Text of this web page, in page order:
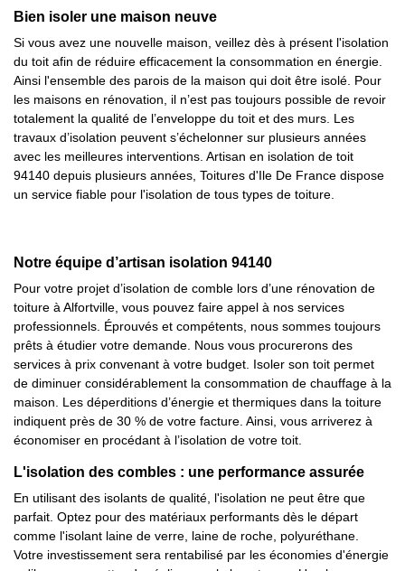
Bien isoler une maison neuve
Si vous avez une nouvelle maison, veillez dès à présent l'isolation
du toit afin de réduire efficacement la consommation en énergie.
Ainsi l'ensemble des parois de la maison qui doit être isolé. Pour
les maisons en rénovation, il n’est pas toujours possible de revoir
totalement la qualité de l’enveloppe du toit et des murs. Les
travaux d’isolation peuvent s’échelonner sur plusieurs années
avec les meilleures interventions. Artisan en isolation de toit
94140 depuis plusieurs années, Toitures d'Ile De France dispose
un service fiable pour l'isolation de tous types de toiture.
Notre équipe d’artisan isolation 94140
Pour votre projet d’isolation de comble lors d’une rénovation de
toiture à Alfortville, vous pouvez faire appel à nos services
professionnels. Éprouvés et compétents, nous sommes toujours
prêts à étudier votre demande. Nous vous procurerons des
services à prix convenant à votre budget. Isoler son toit permet
de diminuer considérablement la consommation de chauffage à la
maison. Les déperditions d’énergie et thermiques dans la toiture
indiquent près de 30 % de votre facture. Ainsi, vous arriverez à
économiser en procédant à l’isolation de votre toit.
L'isolation des combles : une performance assurée
En utilisant des isolants de qualité, l'isolation ne peut être que
parfait. Optez pour des matériaux performants dès le départ
comme l'isolant laine de verre, laine de roche, polyuréthane.
Votre investissement sera rentabilisé par les économies d'énergie